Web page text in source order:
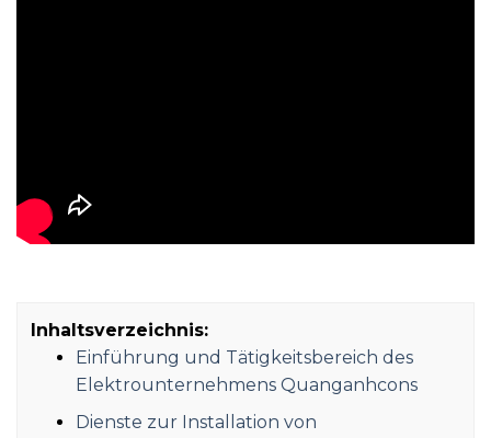
Inhaltsverzeichnis:
Einführung und Tätigkeitsbereich des
Elektrounternehmens Quanganhcons
Dienste zur Installation von